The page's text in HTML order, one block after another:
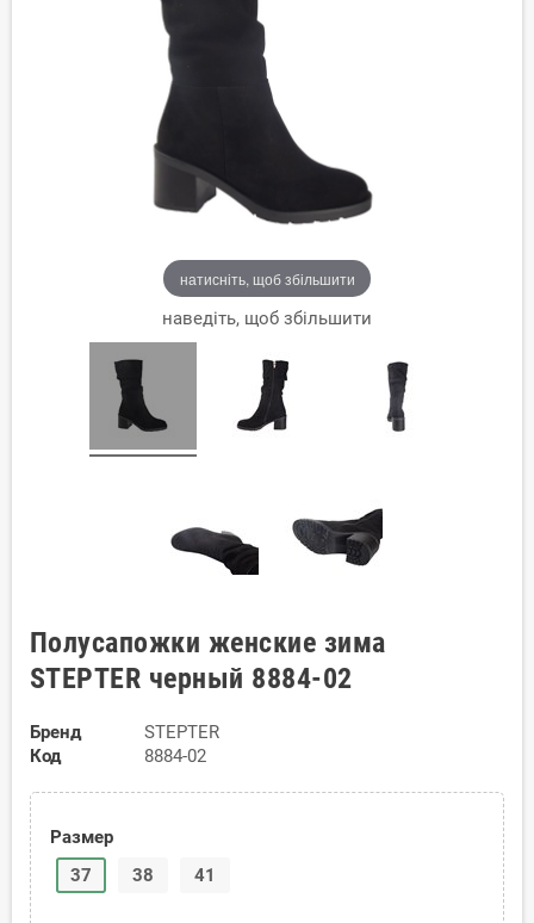
натисніть, щоб збільшити
наведіть, щоб збільшити
Полусапожки женские зима
STEPTER черный 8884-02
Бренд
STEPTER
Код
8884-02
Размер
37
38 41